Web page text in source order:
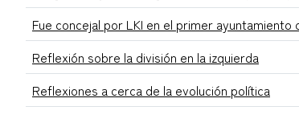
Fue concejal por LKI en el primer
Reflexión sobre la división en la izquierda
Reflexiones a cerca de la evolución política